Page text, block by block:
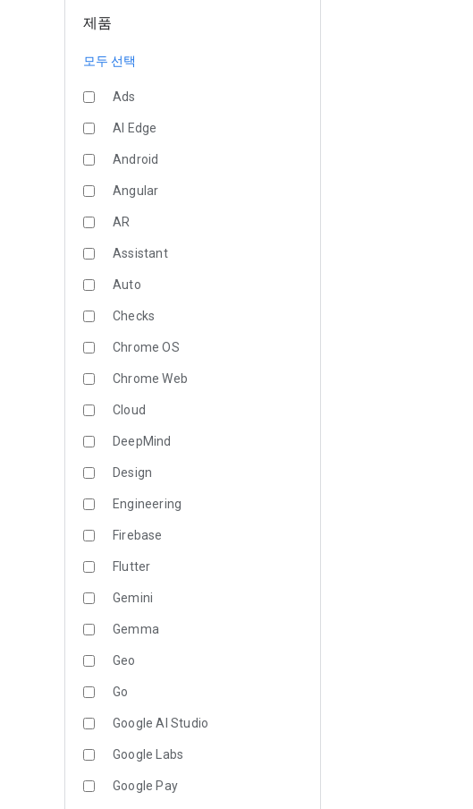
제품
모두 선택
Ads
AI Edge
Android
Angular
AR
Assistant
Auto
Checks
Chrome OS
Chrome Web
Cloud
DeepMind
Design
Engineering
Firebase
Flutter
Gemini
Gemma
Geo
Go
Google AI Studio
Google Labs
Google Pay